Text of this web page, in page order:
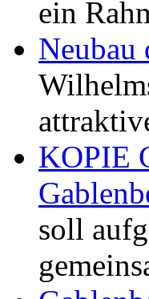
ein
Neubau
KOPIE
soll